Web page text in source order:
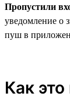
Пропустили
уведомление о
пуш в
Как